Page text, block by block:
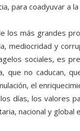
para coadyuvar a
los más grandes
mediocridad y
sociales, es
que no caducan,
el
días, los valores
nacional y global